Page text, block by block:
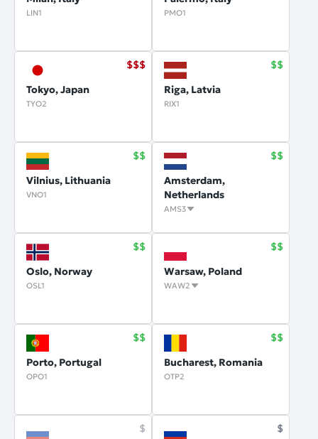
LIN1 PMO1
Tokyo, Japan
TYO2
Riga, Latvia
RIX1
Vilnius, Lithuania
VNO1
Amsterdam,
Netherlands
AMS3
Oslo, Norway
OSL1
Warsaw, Poland
WAW2
Porto, Portugal
OPO1
Bucharest, Romania
OTP2